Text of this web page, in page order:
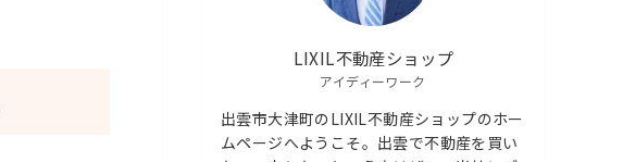
LIXIL不動産ショップ
アイディーワーク
出雲市大津町のLIXIL不動産ショップのホー
ムページへようこそ。出雲で不動産を買い